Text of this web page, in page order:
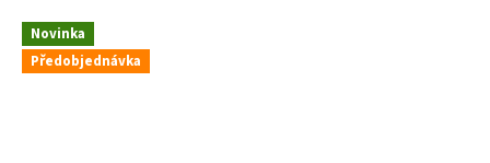
Novinka
Předobjednávka